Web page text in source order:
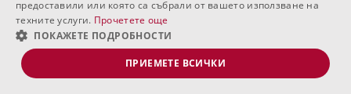
2-стаен
102.63м2
предоставили или която са събрали от вашето използване на
техните услуги. Прочетете още
ПОКАЖЕТЕ ПОДРОБНОСТИ
ПРИЕМЕТЕ ВСИЧКИ